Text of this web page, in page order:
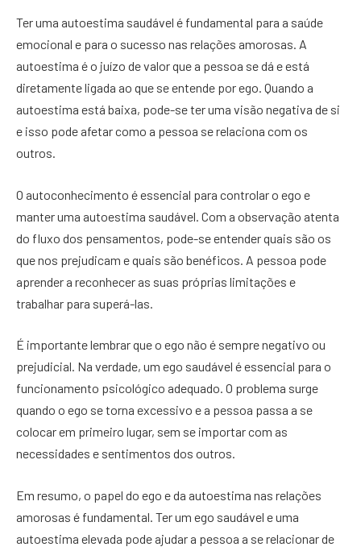
Ter uma autoestima saudável é fundamental para a saúde
emocional e para o sucesso nas relações amorosas. A
autoestima é o juízo de valor que a pessoa se dá e está
diretamente ligada ao que se entende por ego. Quando a
autoestima está baixa, pode-se ter uma visão negativa de si
e isso pode afetar como a pessoa se relaciona com os
outros.
O autoconhecimento é essencial para controlar o ego e
manter uma autoestima saudável. Com a observação atenta
do fluxo dos pensamentos, pode-se entender quais são os
que nos prejudicam e quais são benéficos. A pessoa pode
aprender a reconhecer as suas próprias limitações e
trabalhar para superá-las.
É importante lembrar que o ego não é sempre negativo ou
prejudicial. Na verdade, um ego saudável é essencial para o
funcionamento psicológico adequado. O problema surge
quando o ego se torna excessivo e a pessoa passa a se
colocar em primeiro lugar, sem se importar com as
necessidades e sentimentos dos outros.
Em resumo, o papel do ego e da autoestima nas relações
amorosas é fundamental. Ter um ego saudável e uma
autoestima elevada pode ajudar a pessoa a se relacionar de